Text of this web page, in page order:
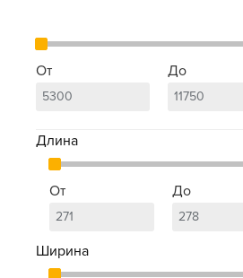
От До
Длина
От До
Ширина